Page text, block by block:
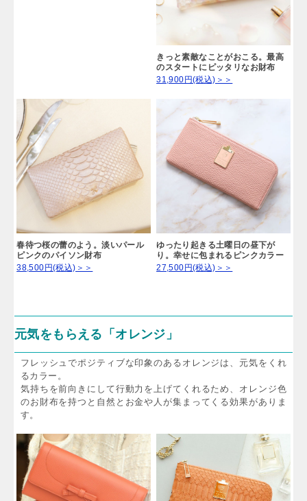
きっと素敵なことがおこる。最高
のスタートにピッタリなお財布
31,900円(税込)＞＞
春待つ桜の蕾のよう。淡いパール
ピンクのパイソン財布
38,500円(税込)＞＞
ゆったり起きる土曜日の昼下が
り。幸せに包まれるピンクカラー
27,500円(税込)＞＞
元気をもらえる「オレンジ」
フレッシュでポジティブな印象のあるオレンジは、元気をくれ
るカラー。
気持ちを前向きにして行動力を上げてくれるため、オレンジ色
のお財布を持つと自然とお金や人が集まってくる効果がありま
す。